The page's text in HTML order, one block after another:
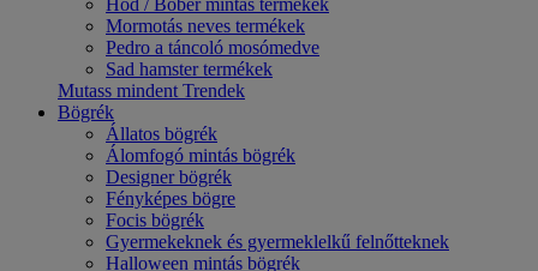
Hód / Bober mintás termékek
Mormotás neves termékek
Pedro a táncoló mosómedve
Sad hamster termékek
Mutass mindent Trendek
Bögrék
Állatos bögrék
Álomfogó mintás bögrék
Designer bögrék
Fényképes bögre
Focis bögrék
Gyermekeknek és gyermeklelkű felnőtteknek
Halloween mintás bögrék